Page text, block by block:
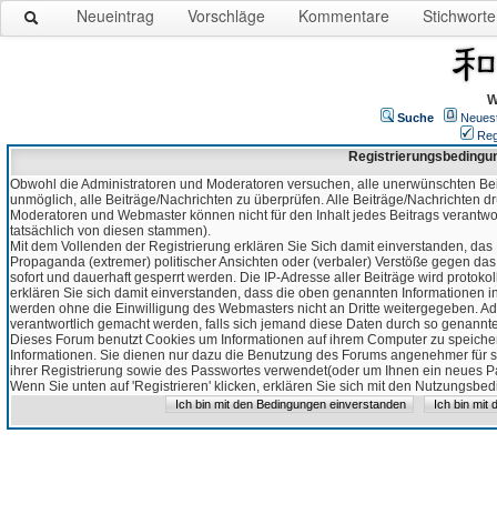
Neueintrag Vorschläge Kommentare Stichworte
Suche
Obwohl die Administratoren und Moderatoren versuchen, alle unerwünschten
unmöglich, alle Beiträge/Nachrichten zu überprüfen. Alle Beiträge/Nachrichten
Moderatoren und Webmaster können nicht für den Inhalt jedes Beitrags
tatsächlich von diesen stammen).
Mit dem Vollenden der Registrierung erklären Sie Sich damit einverstanden,
Propaganda (extremer) politischer Ansichten oder (verbaler) Verstöße gegen
sofort und dauerhaft gesperrt werden. Die IP-Adresse aller Beiträge wird
erklären Sie sich damit einverstanden, dass die oben genannten Informationen
werden ohne die Einwilligung des Webmasters nicht an Dritte weitergegeben.
verantwortlich gemacht werden, falls sich jemand diese Daten durch so
Dieses Forum benutzt Cookies um Informationen auf ihrem Computer zu
Informationen. Sie dienen nur dazu die Benutzung des Forums angenehmer
ihrer Registrierung sowie des Passwortes verwendet(oder um Ihnen ein neues
Wenn Sie unten auf 'Registrieren' klicken, erklären Sie sich mit den